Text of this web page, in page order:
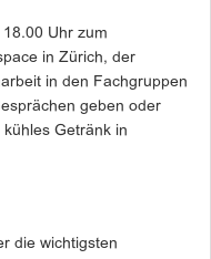
Uhr zum
in Zürich, der
in den Fachgruppen
geben oder
Getränk in
die wichtigsten